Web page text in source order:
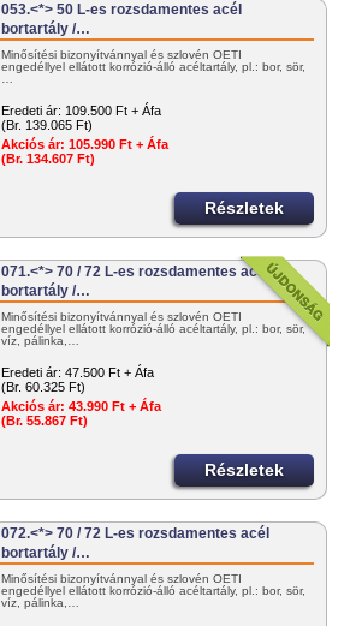
053.<*> 50 L-es rozsdamentes acél
bortartály /…
Minősítési bizonyítvánnyal és szlovén OÉTI
engedéllyel ellátott korrózió-álló acéltartály, pl.: bor, sör,
…
Eredeti ár: 109.500 Ft + Áfa
(Br. 139.065 Ft)
Akciós ár: 105.990 Ft + Áfa
(Br. 134.607 Ft)
Részletek
071.<*> 70 / 72 L-es rozsdamentes acél
bortartály /…
Minősítési bizonyítvánnyal és szlovén OÉTI
engedéllyel ellátott korrózió-álló acéltartály, pl.: bor, sör,
víz, pálinka,…
Eredeti ár: 47.500 Ft + Áfa
(Br. 60.325 Ft)
Akciós ár: 43.990 Ft + Áfa
(Br. 55.867 Ft)
Részletek
072.<*> 70 / 72 L-es rozsdamentes acél
bortartály /…
Minősítési bizonyítvánnyal és szlovén OÉTI
engedéllyel ellátott korrózió-álló acéltartály, pl.: bor, sör,
víz, pálinka,…